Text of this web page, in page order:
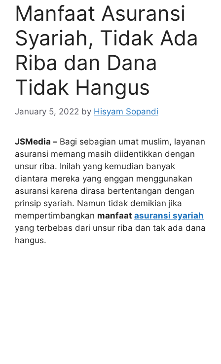
Manfaat Asuransi
Syariah, Tidak Ada
Riba dan Dana
Tidak Hangus
January 5, 2022 by Hisyam Sopandi
JSMedia – Bagi sebagian umat muslim, layanan
asuransi memang masih diidentikkan dengan
unsur riba. Inilah yang kemudian banyak
diantara mereka yang enggan menggunakan
asuransi karena dirasa bertentangan dengan
prinsip syariah. Namun tidak demikian jika
mempertimbangkan manfaat asuransi syariah
yang terbebas dari unsur riba dan tak ada dana
hangus.